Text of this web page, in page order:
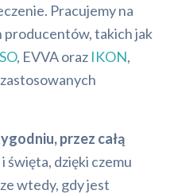
Pracujemy na
takich jak
, EVVA oraz IKON,
przez całą
święta, dzięki czemu
wtedy, gdy jest